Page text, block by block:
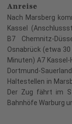
Anreise
Nach Marsberg
Kassel
B7 Chemnitz-
Osnabrück (etwa
Minuten) A7
Dortmund-
Haltestellen in
Der Zug fährt im
Bahnhöfe Warburg